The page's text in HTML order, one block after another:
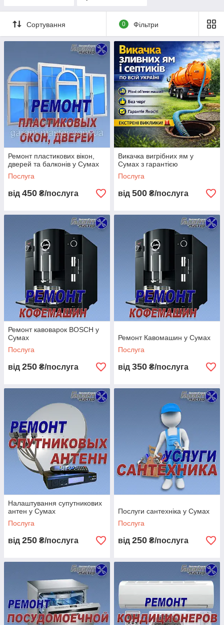
Бригада майстрів у вас!
ПРАЦЮЄМО БЕЗ ВИХІДНИХ!
З 7.30 - 20.00
Терміновий виклик майстра:
Наші Телефони
Водафон
(066) 406-36-02
Лайфселл
(063) 291-94-45
Сортування 0 Фільтри
Ремонт пластикових вікон,
дверей та балконів у Сумах
Послуга
від 450 ₴/послуга
Викачка вигрібних ям у
Сумах з гарантією
Послуга
від 500 ₴/послуга
Ремонт кавоварок BOSCH у
Сумах
Послуга
від 250 ₴/послуга
Ремонт Кавомашин у Сумах
Послуга
від 350 ₴/послуга
Налаштування супутникових
антен у Сумах
Послуга
від 250 ₴/послуга
Послуги сантехніка у Сумах
Послуга
від 250 ₴/послуга